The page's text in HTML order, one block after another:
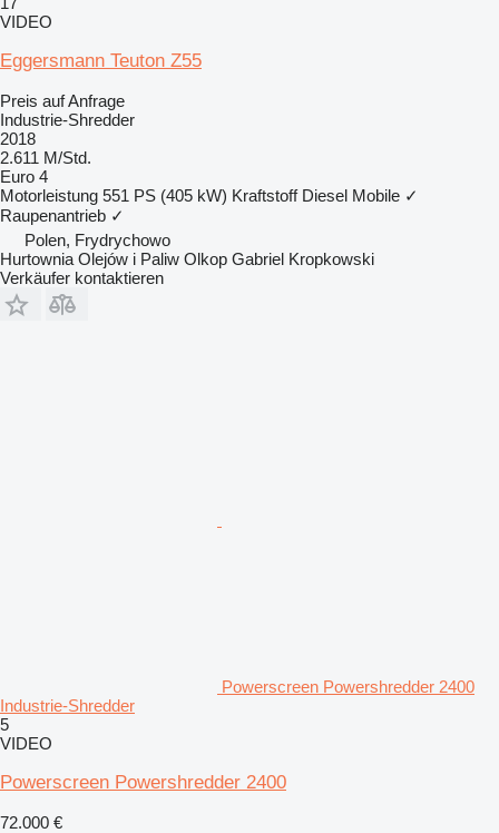
VIDEO
Eggersmann Teuton Z55
Preis auf Anfrage
Industrie-Shredder
2018
2.611 M/Std.
Euro 4
Motorleistung 551 PS (405 kW) Kraftstoff Diesel Mobile ✓
Raupenantrieb ✓
Polen, Frydrychowo
Hurtownia Olejów i Paliw Olkop Gabriel Kropkowski
Verkäufer kontaktieren
Powerscreen Powershredder 2400
Industrie-Shredder
5
VIDEO
Powerscreen Powershredder 2400
72.000 €